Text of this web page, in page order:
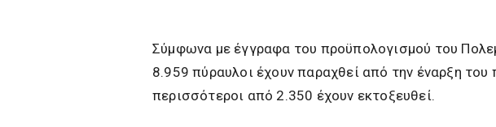
Σύμφωνα με έγγραφα του προϋπολογισμού του
8.959 πύραυλοι έχουν παραχθεί από την έναρξη του
περισσότεροι από 2.350 έχουν εκτοξευθεί.